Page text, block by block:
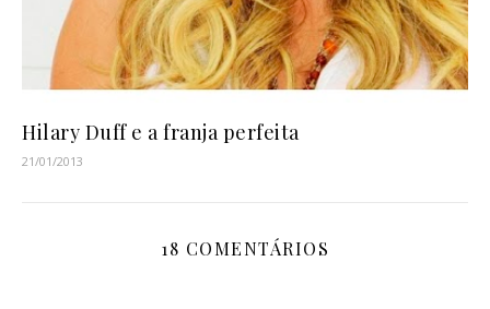
Hilary Duff e a franja perfeita
21/01/2013
18 COMENTÁRIOS